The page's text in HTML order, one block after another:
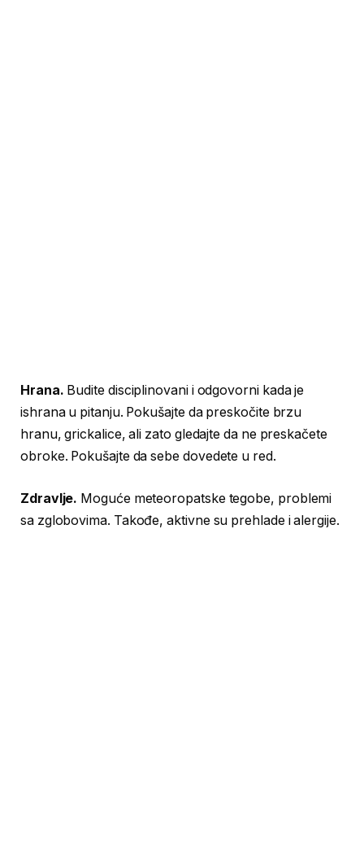
Hrana. Budite disciplinovani i odgovorni kada je
ishrana u pitanju. Pokušajte da preskočite brzu
hranu, grickalice, ali zato gledajte da ne preskačete
obroke. Pokušajte da sebe dovedete u red.
Zdravlje. Moguće meteoropatske tegobe, problemi
sa zglobovima. Takođe, aktivne su prehlade i alergije.